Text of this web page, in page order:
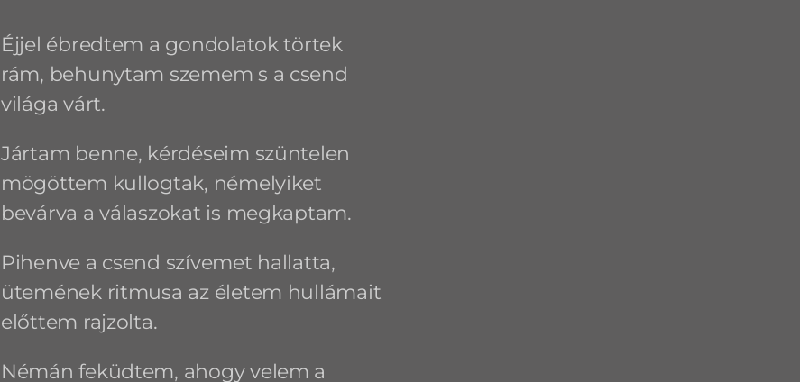
Éjjel ébredtem a gondolatok törtek
rám, behunytam szemem s a csend
világa várt.
Jártam benne, kérdéseim szüntelen
mögöttem kullogtak, némelyiket
bevárva a válaszokat is megkaptam.
Pihenve a csend szívemet hallatta,
ütemének ritmusa az életem hullámait
előttem rajzolta.
Némán feküdtem, ahogy velem a